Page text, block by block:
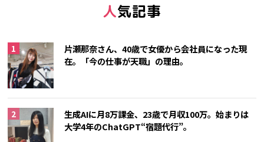
人気記事
片瀬那奈さん、40歳で女優から会社員になった現
在。「今の仕事が天職」の理由。
生成AIに月8万課金、23歳で月収100万。始まりは
大学4年のChatGPT“宿題代行”。